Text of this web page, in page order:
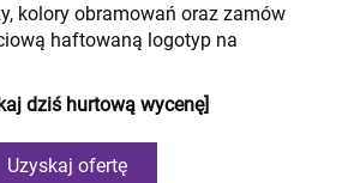
kolory obramowań oraz zamów
haftowaną logotyp na
dziś hurtową wycenę]
Uzyskaj ofertę